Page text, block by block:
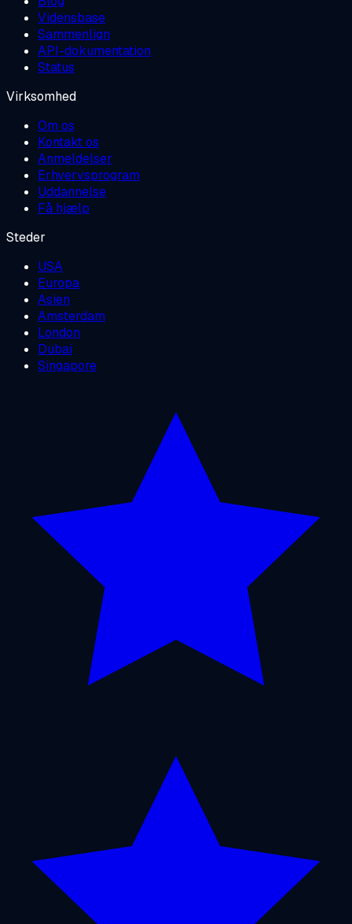
Vidensbase
Sammenlign
API-dokumentation
Status
Virksomhed
Om os
Kontakt os
Anmeldelser
Erhvervsprogram
Uddannelse
Få hjælp
Steder
USA
Europa
Asien
Amsterdam
London
Dubai
Singapore